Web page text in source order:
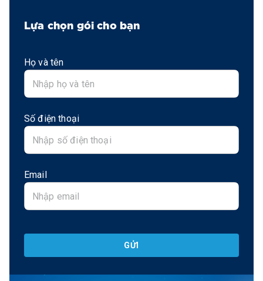
Lựa chọn gói cho bạn
Họ và tên
Số điện thoại
Email
GỬI